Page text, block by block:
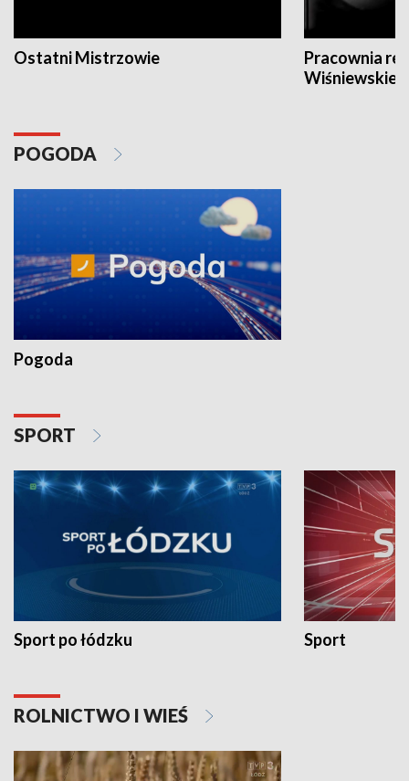
Ostatni Mistrzowie
Pracownia
POGODA
Pogoda
SPORT
Sport po łódzku Sport
ROLNICTWO I WIEŚ